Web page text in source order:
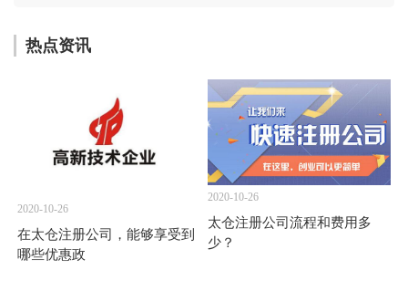
热点资讯
2020-10-26
在太仓注册公司，能够享受到
哪些优惠政
2020-10-26
太仓注册公司流程和费用多
少？